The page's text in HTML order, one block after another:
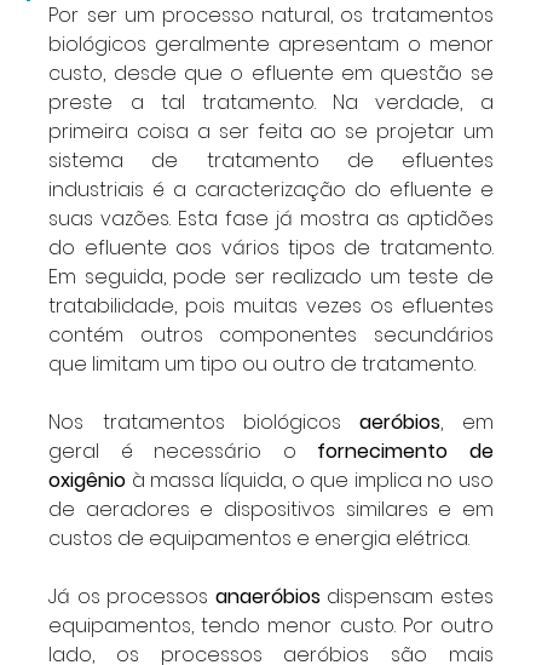
Por ser um processo natural, os tratamentos
biológicos geralmente apresentam o menor
custo, desde que o efluente em questão se
preste a tal tratamento. Na verdade, a
primeira coisa a ser feita ao se projetar um
sistema de tratamento de efluentes
industriais é a caracterização do efluente e
suas vazões. Esta fase já mostra as aptidões
do efluente aos vários tipos de tratamento.
Em seguida, pode ser realizado um teste de
tratabilidade, pois muitas vezes os efluentes
contém outros componentes secundários
que limitam um tipo ou outro de tratamento.
Nos tratamentos biológicos aeróbios, em
geral é necessário o fornecimento de
oxigênio à massa líquida, o que implica no uso
de aeradores e dispositivos similares e em
custos de equipamentos e energia elétrica.
Já os processos anaeróbios dispensam estes
equipamentos, tendo menor custo. Por outro
lado, os processos aeróbios são mais